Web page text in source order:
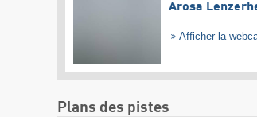
Arosa
Afficher la
Plans des pistes